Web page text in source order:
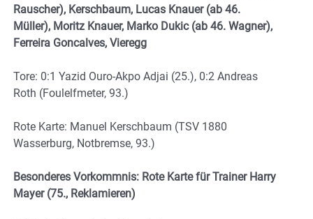
Rauscher), Kerschbaum, Lucas Knauer (ab 46.
Müller), Moritz Knauer, Marko Dukic (ab 46. Wagner),
Ferreira Goncalves, Vieregg
Tore: 0:1 Yazid Ouro-Akpo Adjai (25.), 0:2 Andreas
Roth (Foulelfmeter, 93.)
Rote Karte: Manuel Kerschbaum (TSV 1880
Wasserburg, Notbremse, 93.)
Besonderes Vorkommnis: Rote Karte für Trainer Harry
Mayer (75., Reklamieren)